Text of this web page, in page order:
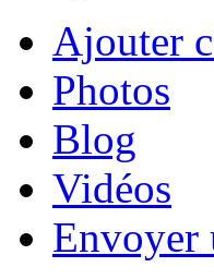
Ajouter
Photos
Blog
Vidéos
Envoyer